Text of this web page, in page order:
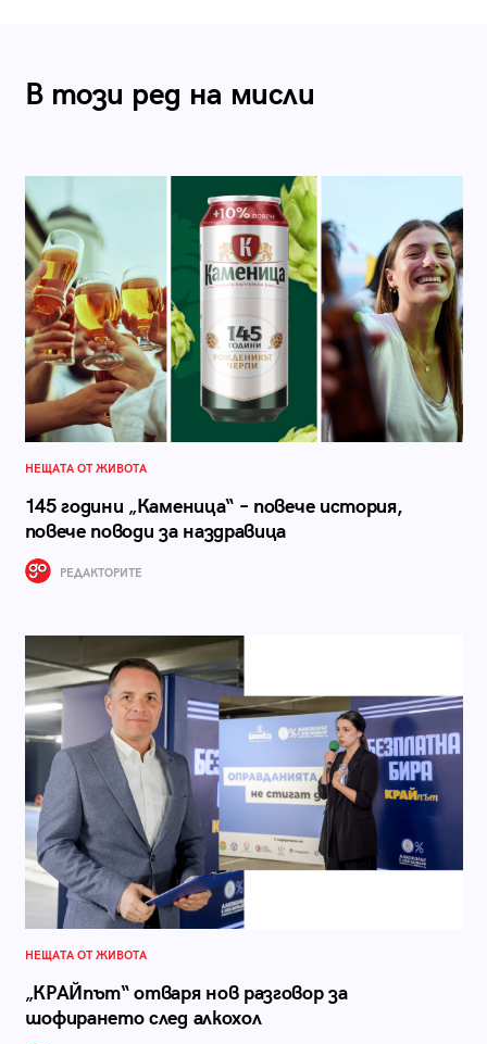
В този ред на мисли
НЕЩАТА ОТ ЖИВОТА
145 години „Каменица“ – повече история,
повече поводи за наздравица
РЕДАКТОРИТЕ
НЕЩАТА ОТ ЖИВОТА
„КРАЙпът“ отваря нов разговор за
шофирането след алкохол